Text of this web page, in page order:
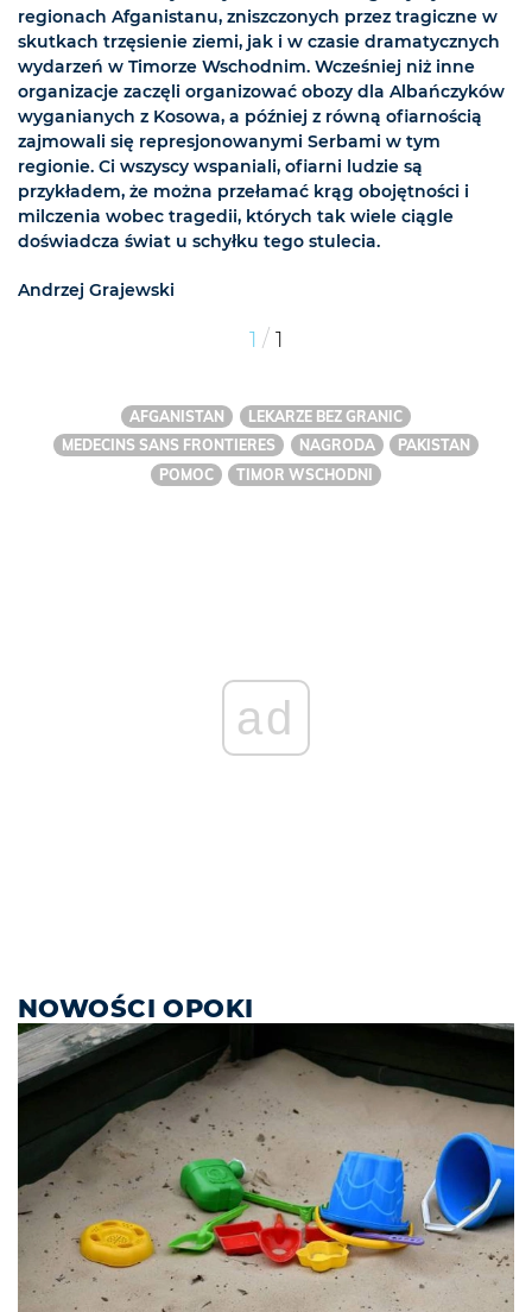
regionach Afganistanu, zniszczonych przez tragiczne w
skutkach trzęsienie ziemi, jak i w czasie dramatycznych
wydarzeń w Timorze Wschodnim. Wcześniej niż inne
organizacje zaczęli organizować obozy dla Albańczyków
wyganianych z Kosowa, a później z równą ofiarnością
zajmowali się represjonowanymi Serbami w tym
regionie. Ci wszyscy wspaniali, ofiarni ludzie są
przykładem, że można przełamać krąg obojętności i
milczenia wobec tragedii, których tak wiele ciągle
doświadcza świat u schyłku tego stulecia.
Andrzej Grajewski
1 / 1
AFGANISTAN
LEKARZE BEZ GRANIC
MEDECINS SANS FRONTIERES
NAGRODA
PAKISTAN
POMOC
TIMOR WSCHODNI
ad
NOWOŚCI OPOKI